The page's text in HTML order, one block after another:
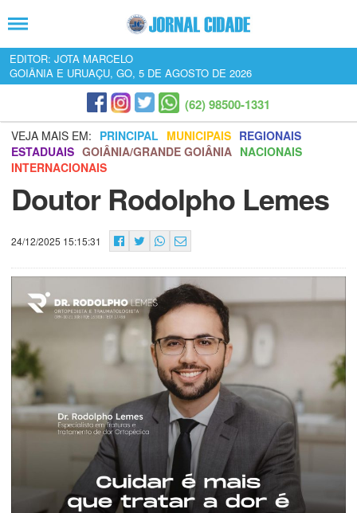
EDITOR: JOTA MARCELO
GOIÂNIA E URUAÇU, GO, 5 DE AGOSTO DE 2026
(62) 98500-1331
VEJA MAIS EM: PRINCIPAL MUNICIPAIS REGIONAIS
ESTADUAIS GOIÂNIA/GRANDE GOIÂNIA NACIONAIS
INTERNACIONAIS
Doutor Rodolpho Lemes
24/12/2025 15:15:31